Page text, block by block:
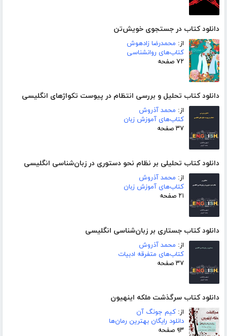
دانلود کتاب در جستجوی خویش‌تن
از: محمدرضا زادهوش
کتاب‌های روانشناسی
۷۲ صفحه
دانلود کتاب تحلیل و بررسی انتظام در پیوست تکواژهای انگلیسی
از: محمد آذروش
کتاب‌های آموزش زبان
۳۷ صفحه
دانلود کتاب تحلیلی بر نظام نحو دستوری در زبان‌شناسی انگلیسی
از: محمد آذروش
کتاب‌های آموزش زبان
۲۱ صفحه
دانلود کتاب جستاری بر زبان‌شناسی انگلیسی
از: محمد آذروش
کتاب‌های متفرقه ادبیات
۳۷ صفحه
دانلود کتاب سرگذشت ملکه اینهیون
از: کیم جونگ آن
دانلود رایگان بهترین رمان‌ها
۹۳ صفحه